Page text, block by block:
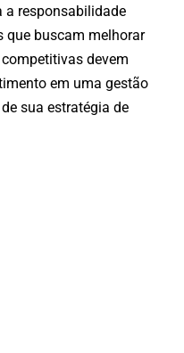
a responsabilidade
que buscam melhorar
devem
em uma gestão
sua estratégia de